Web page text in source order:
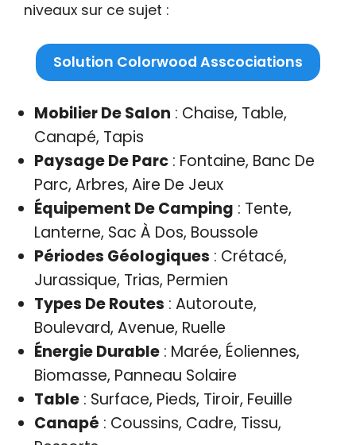
niveaux sur ce sujet :
Solution Colorwood Asscociations
Mobilier De Salon : Chaise, Table,
Canapé, Tapis
Paysage De Parc: Fontaine, Banc De
Parc, Arbres, Aire De Jeux
Équipement De Camping : Tente,
Lanterne, Sac À Dos, Boussole
Périodes Géologiques : Crétacé,
Jurassique, Trias, Permien
Types De Routes : Autoroute,
Boulevard, Avenue, Ruelle
Énergie Durable: Marée, Éoliennes,
Biomasse, Panneau Solaire
Table: Surface, Pieds, Tiroir, Feuille
Canapé : Coussins, Cadre, Tissu,